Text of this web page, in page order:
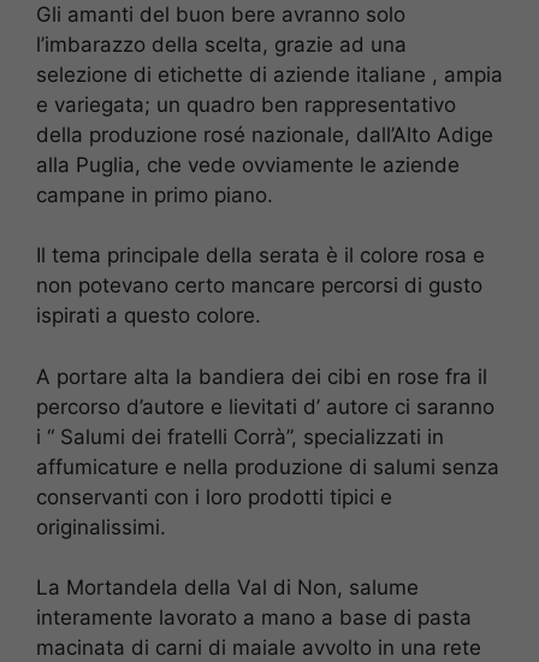
Gli amanti del buon bere avranno solo
l’imbarazzo della scelta, grazie ad una
selezione di etichette di aziende italiane , ampia
e variegata; un quadro ben rappresentativo
della produzione rosé nazionale, dall’Alto Adige
alla Puglia, che vede ovviamente le aziende
campane in primo piano.
Il tema principale della serata è il colore rosa e
non potevano certo mancare percorsi di gusto
ispirati a questo colore.
A portare alta la bandiera dei cibi en rose fra il
percorso d’autore e lievitati d’ autore ci saranno
i “ Salumi dei fratelli Corrà”, specializzati in
affumicature e nella produzione di salumi senza
conservanti con i loro prodotti tipici e
originalissimi.
La Mortandela della Val di Non, salume
interamente lavorato a mano a base di pasta
macinata di carni di maiale avvolto in una rete